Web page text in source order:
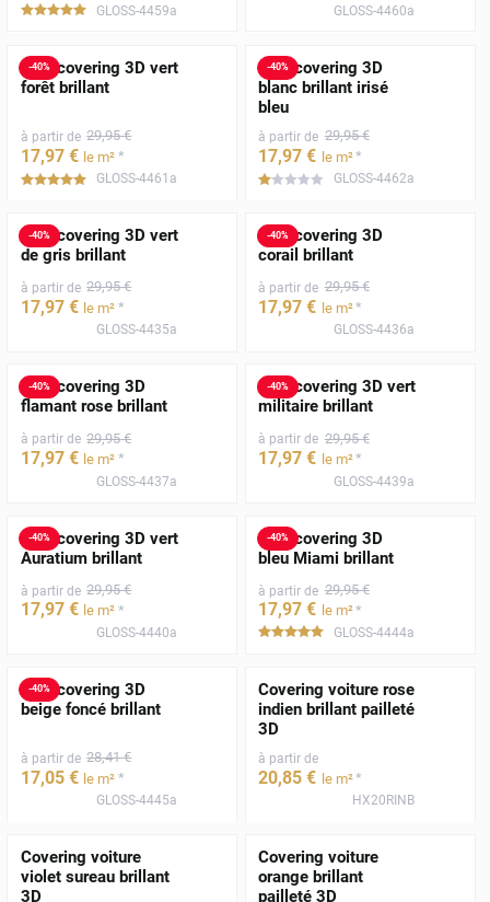
*****
GLOSS-4459a GLOSS-4460a
-40%
Film covering 3D vert
forêt brillant
à partir de 29,95 €
17,97 € le m² *
*****
GLOSS-4461a
-40%
Film covering 3D
blanc brillant irisé
bleu
à partir de 29,95 €
17,97 € le m²*
***** GLOSS-4462a
-40%
Film covering 3D vert
de gris brillant
à partir de 29,95 €
17,97 € le m² *
GLOSS-4435a
-40%
Film covering 3D
corail brillant
à partir de 29,95 €
17,97 € le m²*
GLOSS-4436a
-40%
Film covering 3D
flamant rose brillant
à partir de 29,95 €
17,97 € le m² *
GLOSS-4437a
-40%
Film covering 3D vert
militaire brillant
à partir de 29,95 €
17,97 € le m²*
GLOSS-4439a
-40%
Film covering 3D vert
Auratium brillant
à partir de 29,95 €
17,97 € le m² *
GLOSS-4440a
-40%
Film covering 3D
bleu Miami brillant
à partir de 29,95 €
17,97 € le m²*
*****
GLOSS-4444a
-40%
Film covering 3D
beige foncé brillant
à partir de 28,41 €
17,05 € le m² *
GLOSS-4445a
Covering voiture rose
indien brillant pailleté
3D
à partir de
20,85 € le m²*
HX20RINB
Covering voiture
violet sureau brillant
3D
Covering voiture
orange brillant
pailleté 3D